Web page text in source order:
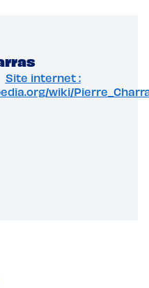
Site internet :
wiki/